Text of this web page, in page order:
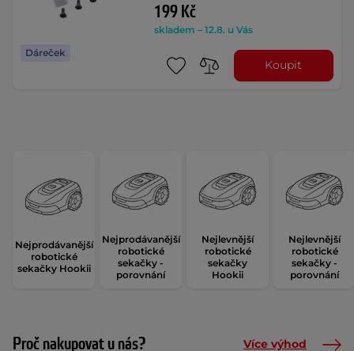
Dáreček
199 Kč
skladem – 12.8. u Vás
Koupit
Nejprodávanější
robotické
sekačky Hookii
Nejprodávanější
robotické
sekačky -
porovnání
Nejlevnější
robotické
sekačky
Hookii
Nejlevnější
robotické
sekačky -
porovnání
Proč nakupovat u nás? Více výhod